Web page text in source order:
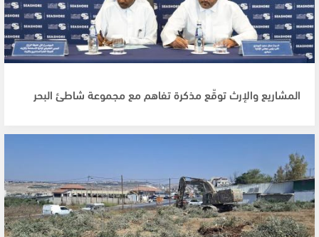
المشاريع والإرث توقّع مذكرة تفاهم مع مجموعة شاطئ البحر